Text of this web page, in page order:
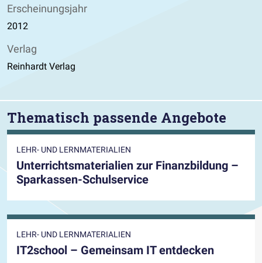
Erscheinungsjahr
2012
Verlag
Reinhardt Verlag
Thematisch passende Angebote
LEHR- UND LERNMATERIALIEN
Unterrichtsmaterialien zur Finanzbildung –
Sparkassen-Schulservice
LEHR- UND LERNMATERIALIEN
IT2school – Gemeinsam IT entdecken